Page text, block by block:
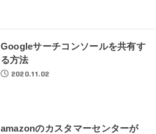
Googleサーチコンソールを共有す
る方法
2020.11.02
amazonのカスタマーセンターが